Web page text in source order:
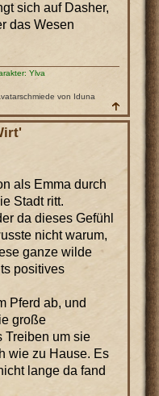
sich auf Dasher,
das Wesen
Ylva
von Iduna
als Emma durch
Stadt ritt.
da dieses Gefühl
nicht warum,
ganze wilde
positives
Pferd ab, und
große
Treiben um sie
wie zu Hause. Es
lange da fand